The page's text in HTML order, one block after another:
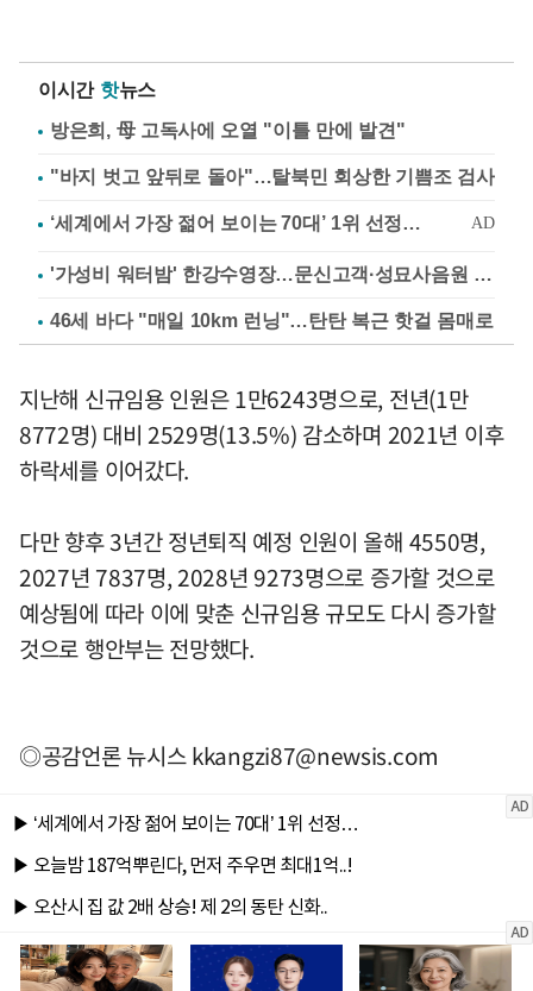
이시간 핫뉴스
방은희, 母 고독사에 오열 "이틀 만에 발견"
"바지 벗고 앞뒤로 돌아"…탈북민 회상한 기쁨조 검사
'가성비 워터밤' 한강수영장…문신고객·성묘사음원 민원
46세 바다 "매일 10km 런닝"…탄탄 복근 핫걸 몸매로
지난해 신규임용 인원은 1만6243명으로, 전년(1만
8772명) 대비 2529명(13.5%) 감소하며 2021년 이후
하락세를 이어갔다.
다만 향후 3년간 정년퇴직 예정 인원이 올해 4550명,
2027년 7837명, 2028년 9273명으로 증가할 것으로
예상됨에 따라 이에 맞춘 신규임용 규모도 다시 증가할
것으로 행안부는 전망했다.
◎공감언론 뉴시스kkangzi87@newsis.com